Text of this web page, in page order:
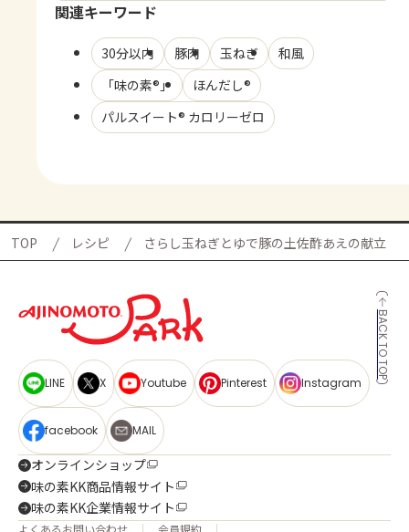
関連キーワード
30分以内 豚肉 玉ねぎ
和風
「味の素®」
ほんだし®
パルスイート® カロリーゼロ
TOP レシピ さらし玉ねぎとゆで豚の土佐酢あえの献立
BACK TO TOP
LINE X Youtube Pinterest Instagram
facebook MAIL
オンラインショップ
味の素KK商品情報サイト
味の素KK企業情報サイト
よくあるお問い合わせ 会員規約